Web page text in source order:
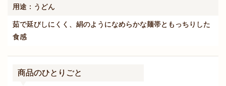
用途：うどん
茹で延びしにくく、絹のようになめらかな麺帯ともっちりした
食感
商品のひとりごと